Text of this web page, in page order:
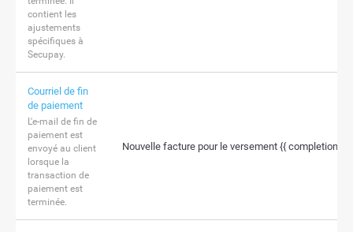
contient les
ajustements
spécifiques à
Secupay.
Courriel de fin
de paiement
L'e-mail de fin de
paiement est
envoyé au client
lorsque la
transaction de
paiement est
terminée.
Nouvelle facture pour le versement {{